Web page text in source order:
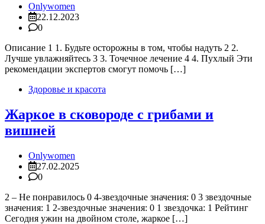
Onlywomen
22.12.2023
0
Описание 1 1. Будьте осторожны в том, чтобы надуть 2 2.
Лучше увлажняйтесь 3 3. Точечное лечение 4 4. Пухлый Эти
рекомендации экспертов смогут помочь […]
Здоровье и красота
Жаркое в сковороде с грибами и
вишней
Onlywomen
27.02.2025
0
2 – Не понравилось 0 4-звездочные значения: 0 3 звездочные
значения: 1 2-звездочные значения: 0 1 звездочка: 1 Рейтинг
Сегодня ужин на двойном столе, жаркое […]